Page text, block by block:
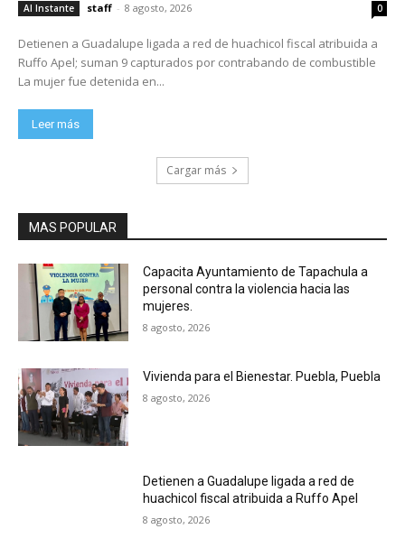
Al Instante staff - 8 agosto, 2026 0
Detienen a Guadalupe ligada a red de huachicol fiscal atribuida a
Ruffo Apel; suman 9 capturados por contrabando de combustible
La mujer fue detenida en...
Leer más
Cargar más
MAS POPULAR
Capacita Ayuntamiento de Tapachula a
personal contra la violencia hacia las
mujeres.
8 agosto, 2026
Vivienda para el Bienestar. Puebla, Puebla
8 agosto, 2026
Detienen a Guadalupe ligada a red de
huachicol fiscal atribuida a Ruffo Apel
8 agosto, 2026